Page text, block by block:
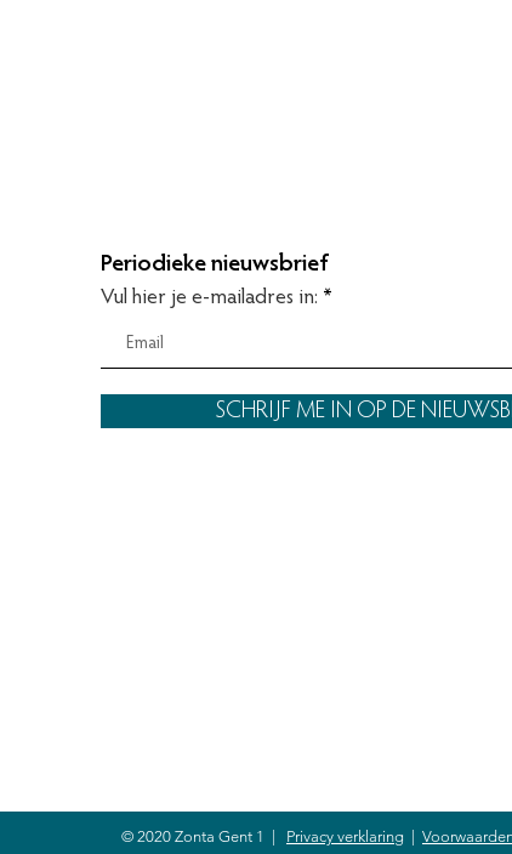
Periodieke nieuwsbrief
Vul hier je e-mailadres in:
SCHRIJF ME IN OP DE
© 2020 Zonta Gent 1 | Privacy verklaring